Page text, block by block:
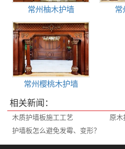
常州柚木护墙 常
常州樱桃木护墙
相关新闻：
木质护墙板施工工艺
原木
护墙板怎么避免发霉、变形？